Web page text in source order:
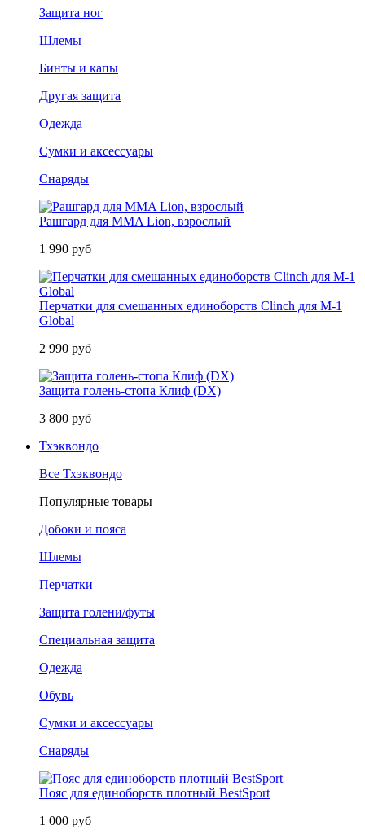
Защита ног
Шлемы
Бинты и капы
Другая защита
Одежда
Сумки и аксессуары
Снаряды
Рашгард для MMA Lion, взрослый
1 990 руб
Перчатки для смешанных единоборств Clinch для M-1
Global
2 990 руб
Защита голень-стопа Клиф (DX)
3 800 руб
Тхэквондо
Все Тхэквондо
Популярные товары
Добоки и пояса
Шлемы
Перчатки
Защита голени/футы
Специальная защита
Одежда
Обувь
Сумки и аксессуары
Снаряды
Пояс для единоборств плотный BestSport
1 000 руб